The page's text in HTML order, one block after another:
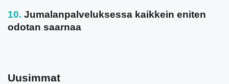
Jumalanpalveluksessa kaikkein eniten
odotan saarnaa
Uusimmat